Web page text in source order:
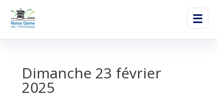
☰
Dimanche 23 février
2025